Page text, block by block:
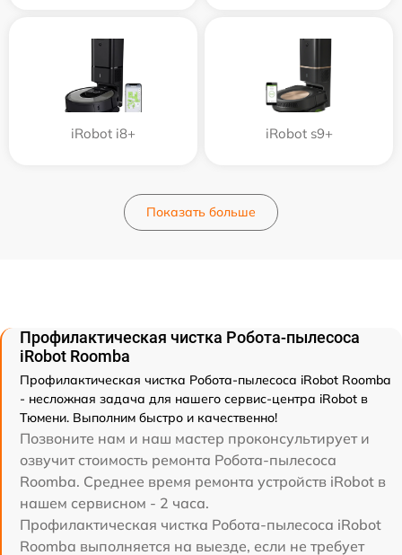
iRobot i8+ iRobot s9+
Показать больше
Профилактическая чистка Робота-пылесоса
iRobot Roomba
Профилактическая чистка Робота-пылесоса iRobot Roomba
- несложная задача для нашего сервис-центра iRobot в
Тюмени. Выполним быстро и качественно!
Позвоните нам и наш мастер проконсультирует и
озвучит стоимость ремонта Робота-пылесоса
Roomba. Среднее время ремонта устройств iRobot в
нашем сервисном - 2 часа.
Профилактическая чистка Робота-пылесоса iRobot
Roomba выполняется на выезде, если не требует